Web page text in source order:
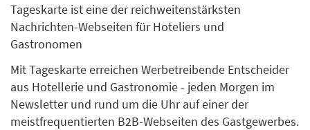
Tageskarte ist eine der reichweitenstärksten
Nachrichten-Webseiten für Hoteliers und
Gastronomen
Mit Tageskarte erreichen Werbetreibende Entscheider
aus Hotellerie und Gastronomie - jeden Morgen im
Newsletter und rund um die Uhr auf einer der
meistfrequentierten B2B-Webseiten des Gastgewerbes.